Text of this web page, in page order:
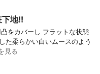
下地!!
をカバーし フラットな状態
た柔らかい白いムースのよう
見る